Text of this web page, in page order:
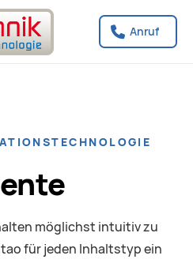
Anruf
möglichst intuitiv zu
für jeden Inhaltstyp ein